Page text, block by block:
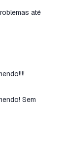
até
Sem